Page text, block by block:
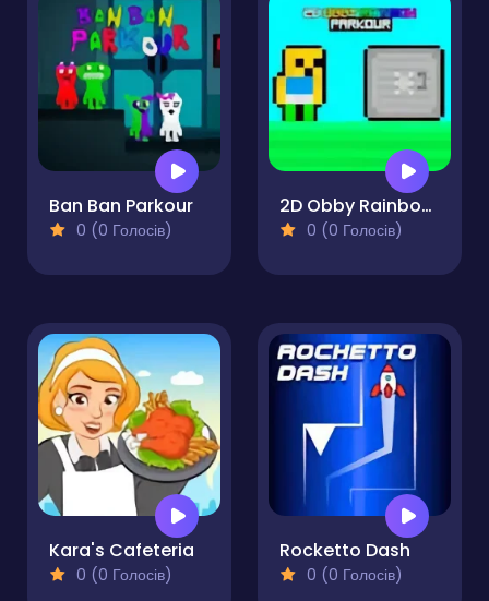
Ban Ban Parkour
0 (0 Голосів)
2D Obby Rainbow Parkour
0 (0 Голосів)
Kara's Cafeteria
0 (0 Голосів)
Rocketto Dash
0 (0 Голосів)